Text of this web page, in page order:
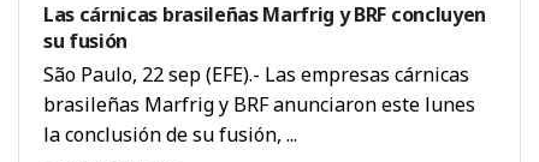
Las cárnicas brasileñas Marfrig y BRF concluyen
su fusión
São Paulo, 22 sep (EFE).- Las empresas cárnicas
brasileñas Marfrig y BRF anunciaron este lunes
la conclusión de su fusión, ...